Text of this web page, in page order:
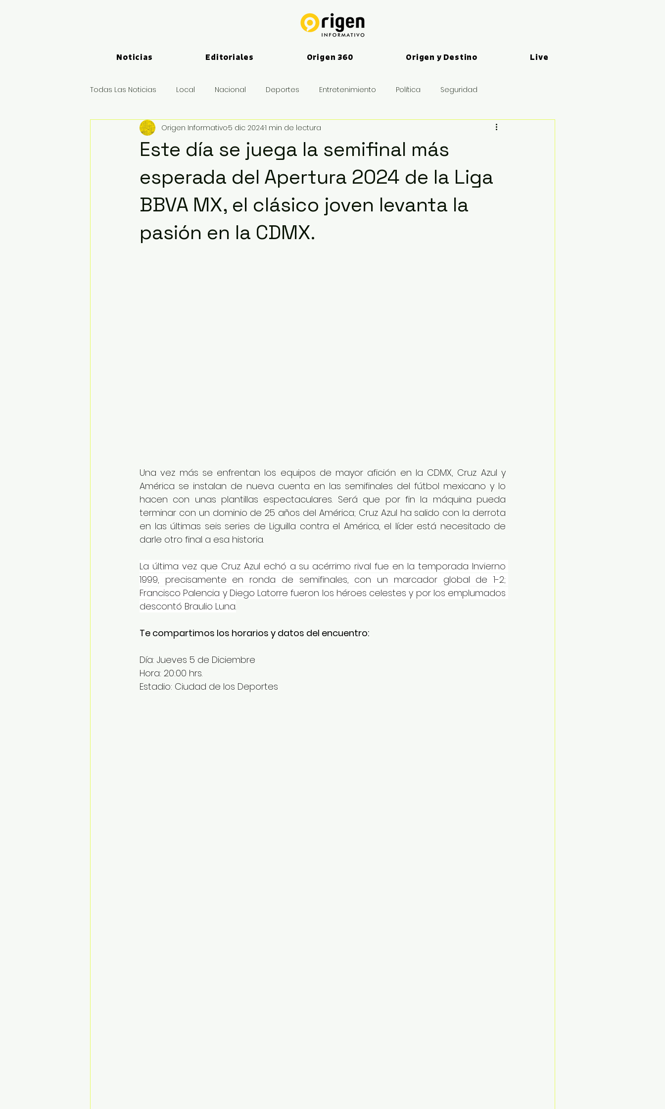
Noticias Editoriales Origen 360 Origen y Destino Live
Todas Las Noticias Local Nacional Deportes Entretenimiento Política Seguridad
Logística y Puertos Deportes
Este día se juega la semifinal más
esperada del Apertura 2024 de la Liga
BBVA MX, el clásico joven levanta la
pasión en la CDMX.
Origen Informativo5 dic 20241 min de lectura
Una vez más se enfrentan los equipos de mayor afición en la CDMX, Cruz Azul y
América se instalan de nueva cuenta en las semifinales del fútbol mexicano y lo
hacen con unas plantillas espectaculares. Será que por fin la máquina pueda
terminar con un dominio de 25 años del América; Cruz Azul ha salido con la derrota
en las últimas seis series de Liguilla contra el América, el líder está necesitado de
darle otro final a esa historia.
La última vez que Cruz Azul echó a su acérrimo rival fue en la temporada Invierno
1999, precisamente en ronda de semifinales, con un marcador global de 1-2;
Francisco Palencia y Diego Latorre fueron los héroes celestes y por los emplumados
descontó Braulio Luna.
Te compartimos los horarios y datos del encuentro:
Día: Jueves 5 de Diciembre
Hora: 20:00 hrs.
Estadio: Ciudad de los Deportes